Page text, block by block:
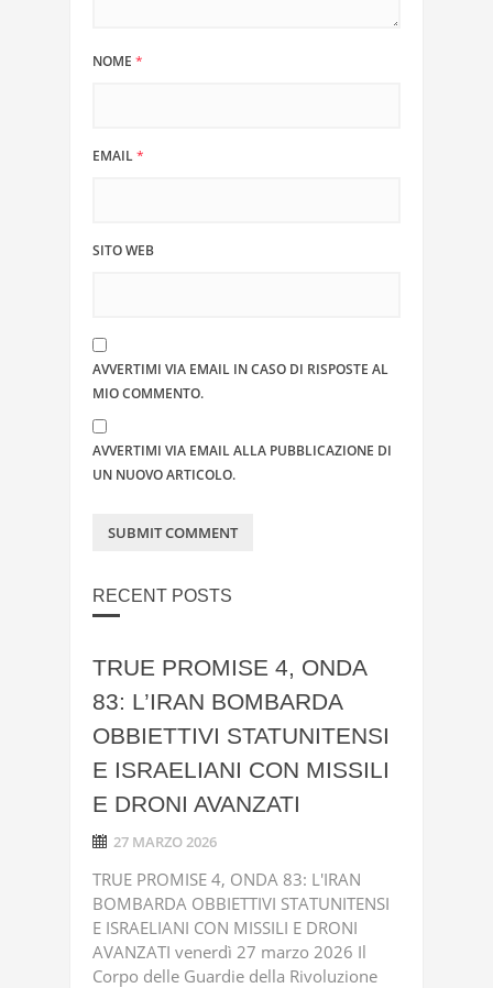
NOME *
EMAIL*
SITO WEB
AVVERTIMI VIA EMAIL IN CASO DI RISPOSTE AL
MIO COMMENTO.
AVVERTIMI VIA EMAIL ALLA PUBBLICAZIONE DI
UN NUOVO ARTICOLO.
RECENT POSTS
TRUE PROMISE 4, ONDA
83: L’IRAN BOMBARDA
OBBIETTIVI STATUNITENSI
E ISRAELIANI CON MISSILI
E DRONI AVANZATI
27 MARZO 2026
TRUE PROMISE 4, ONDA 83: L'IRAN
BOMBARDA OBBIETTIVI STATUNITENSI
E ISRAELIANI CON MISSILI E DRONI
AVANZATI venerdì 27 marzo 2026 Il
Corpo delle Guardie della Rivoluzione